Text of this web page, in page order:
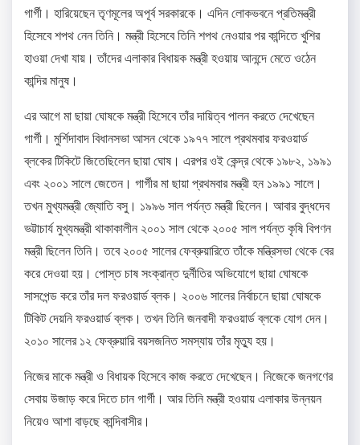
গার্গী। হারিয়েছেন তৃণমূলের অপূর্ব সরকারকে। এদিন লোকভবনে প্রতিমন্ত্রী
হিসেবে শপথ নেন তিনি। মন্ত্রী হিসেবে তিনি শপথ নেওয়ার পর কান্দিতে খুশির
হাওয়া দেখা যায়। তাঁদের এলাকার বিধায়ক মন্ত্রী হওয়ায় আনন্দে মেতে ওঠেন
কান্দির মানুষ।
এর আগে মা ছায়া ঘোষকে মন্ত্রী হিসেবে তাঁর দায়িত্ব পালন করতে দেখেছেন
গার্গী। মুর্শিদাবাদ বিধানসভা আসন থেকে ১৯৭৭ সালে প্রথমবার ফরওয়ার্ড
ব্লকের টিকিটে জিতেছিলেন ছায়া ঘোষ। এরপর ওই কেন্দ্র থেকে ১৯৮২, ১৯৯১
এবং ২০০১ সালে জেতেন। গার্গীর মা ছায়া প্রথমবার মন্ত্রী হন ১৯৯১ সালে।
তখন মুখ্যমন্ত্রী জ্যোতি বসু। ১৯৯৬ সাল পর্যন্ত মন্ত্রী ছিলেন। আবার বুদ্ধদেব
ভট্টাচার্য মুখ্যমন্ত্রী থাকাকালীন ২০০১ সাল থেকে ২০০৫ সাল পর্যন্ত কৃষি বিপণন
মন্ত্রী ছিলেন তিনি। তবে ২০০৫ সালের ফেব্রুয়ারিতে তাঁকে মন্ত্রিসভা থেকে বের
করে দেওয়া হয়। পোস্ত চাষ সংক্রান্ত দুর্নীতির অভিযোগে ছায়া ঘোষকে
সাসপেন্ড করে তাঁর দল ফরওয়ার্ড ব্লক। ২০০৬ সালের নির্বাচনে ছায়া ঘোষকে
টিকিট দেয়নি ফরওয়ার্ড ব্লক। তখন তিনি জনবাদী ফরওয়ার্ড ব্লকে যোগ দেন।
২০১০ সালের ১২ ফেব্রুয়ারি বয়সজনিত সমস্যায় তাঁর মৃত্যু হয়।
নিজের মাকে মন্ত্রী ও বিধায়ক হিসেবে কাজ করতে দেখেছেন। নিজেকে জনগণের
সেবায় উজাড় করে দিতে চান গার্গী। আর তিনি মন্ত্রী হওয়ায় এলাকার উন্নয়ন
নিয়েও আশা বাড়ছে কান্দিবাসীর।